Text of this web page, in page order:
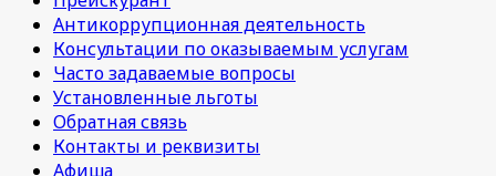
Антикоррупционная деятельность
Консультации по оказываемым услугам
Часто задаваемые вопросы
Установленные льготы
Обратная связь
Контакты и реквизиты
Афиша